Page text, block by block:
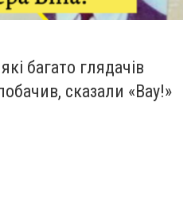
багато глядачів
сказали «Вау!»